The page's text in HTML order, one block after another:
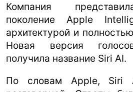
Компания
поколение Apple
архитектурой и
Новая версия
получила название Siri AI.
По словам Apple, Siri